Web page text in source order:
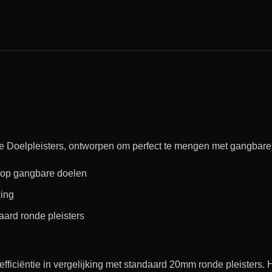
Doelpleisters, ontworpen om perfect te mengen met
gangbare doelen
ronde pleisters
in vergelijking met standaard 20mm ronde pleisters.